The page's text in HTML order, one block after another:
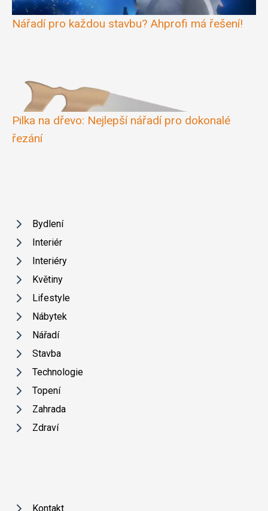
Nářadí pro každou stavbu? Ahprofi má řešení!
Pilka na dřevo: Nejlepší nářadí pro dokonalé
řezání
Bydlení
Interiér
Interiéry
Květiny
Lifestyle
Nábytek
Nářadí
Stavba
Technologie
Topení
Zahrada
Zdraví
Kontakt